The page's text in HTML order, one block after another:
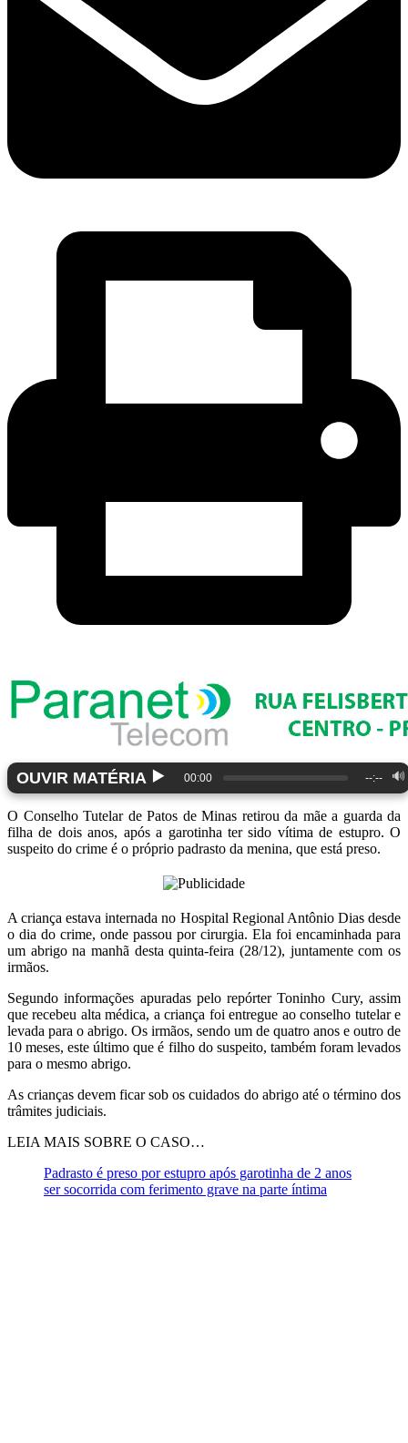
OUVIR MATÉRIA ▶️ 00:00 --:-- 🔊
O Conselho Tutelar de Patos de Minas retirou da mãe a guarda da
filha de dois anos, após a garotinha ter sido vítima de estupro. O
suspeito do crime é o próprio padrasto da menina, que está preso.
A criança estava internada no Hospital Regional Antônio Dias desde
o dia do crime, onde passou por cirurgia. Ela foi encaminhada para
um abrigo na manhã desta quinta-feira (28/12), juntamente com os
irmãos.
Segundo informações apuradas pelo repórter Toninho Cury, assim
que recebeu alta médica, a criança foi entregue ao conselho tutelar e
levada para o abrigo. Os irmãos, sendo um de quatro anos e outro de
10 meses, este último que é filho do suspeito, também foram levados
para o mesmo abrigo.
As crianças devem ficar sob os cuidados do abrigo até o término dos
trâmites judiciais.
LEIA MAIS SOBRE O CASO…
Padrasto é preso por estupro após garotinha de 2 anos
ser socorrida com ferimento grave na parte íntima